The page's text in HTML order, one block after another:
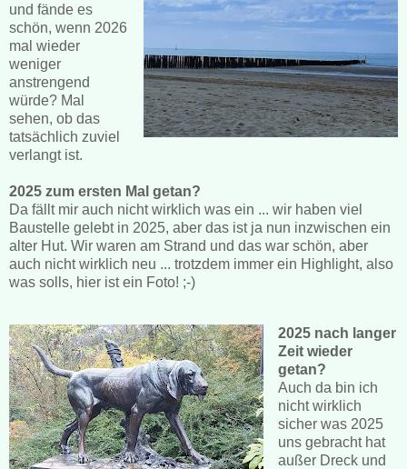
und fände es
schön, wenn 2026
mal wieder
weniger
anstrengend
würde? Mal
sehen, ob das
tatsächlich zuviel
verlangt ist.
2025 zum ersten Mal getan?
Da fällt mir auch nicht wirklich was ein ... wir haben viel
Baustelle gelebt in 2025, aber das ist ja nun inzwischen ein
alter Hut. Wir waren am Strand und das war schön, aber
auch nicht wirklich neu ... trotzdem immer ein Highlight, also
was solls, hier ist ein Foto! ;-)
2025 nach langer
Zeit wieder
getan?
Auch da bin ich
nicht wirklich
sicher was 2025
uns gebracht hat
außer Dreck und